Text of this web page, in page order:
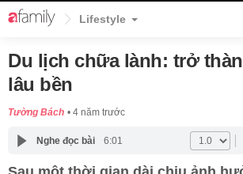
Lifestyle
Du lịch chữa lành: trở
lâu bền
Tường Bách 4 năm trước
Nghe đọc bài 6:01